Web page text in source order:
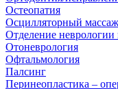
Остеопатия
Осцилляторный
Отделение
Отоневрология
Офтальмология
Палсинг
Перинеопластика –